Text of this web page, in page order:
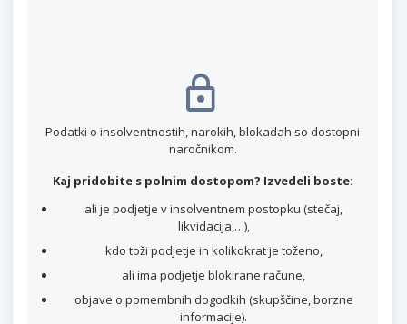
Podatki o insolventnostih, narokih, blokadah so dostopni
naročnikom.
Kaj pridobite s polnim dostopom? Izvedeli boste:
ali je podjetje v insolventnem postopku (stečaj,
likvidacija,…),
kdo toži podjetje in kolikokrat je toženo,
ali ima podjetje blokirane račune,
objave o pomembnih dogodkih (skupščine, borzne
informacije).